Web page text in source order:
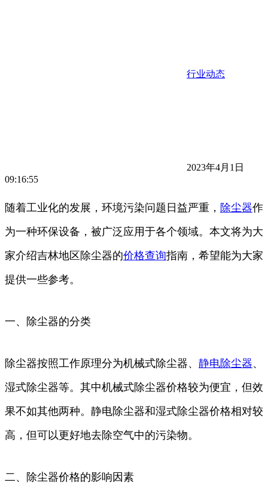
行业动态
2023年4月1日
09:16:55
随着工业化的发展，环境污染问题日益严重， 除尘器作
为一种环保设备，被广泛应用于各个领域。本文将为大
家介绍吉林地区除尘器的价格查询指南，希望能为大家
提供一些参考。
一、除尘器的分类
除尘器按照工作原理分为机械式除尘器、 静电除尘器、
湿式除尘器等。其中机械式除尘器价格较为便宜，但效
果不如其他两种。静电除尘器和湿式除尘器价格相对较
高，但可以更好地去除空气中的污染物。
二、除尘器价格的影响因素